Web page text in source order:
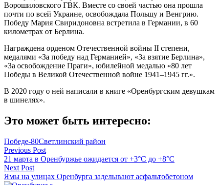
Ворошиловского ГВК. Вместе со своей частью она прошла
почти по всей Украине, освобождала Польшу и Венгрию.
Победу Мария Свиридоновна встретила в Германии, в 60
километрах от Берлина.
Награждена орденом Отечественной войны II степени,
медалями «За победу над Германией», «За взятие Берлина»,
«За освобождение Праги», юбилейной медалью «80 лет
Победы в Великой Отечественной войне 1941–1945 гг.».
В 2020 году о ней написали в книге «Оренбургским девушкам
в шинелях».
Это может быть интересно:
Победе-80Светлинский район
Навигация
по
записям
Previous Post
21 марта в Оренбуржье ожидается от +3°C до +8°C
Next Post
Ямы на улицах Оренбурга заделывают асфальтобетоном